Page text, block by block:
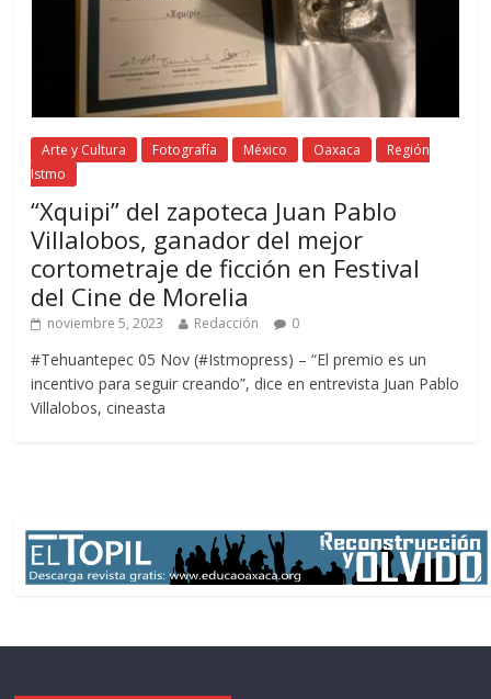
Arte y Cultura Fotografía México Oaxaca
Región
Istmo
“Xquipi” del zapoteca Juan Pablo
Villalobos, ganador del mejor
cortometraje de ficción en Festival
del Cine de Morelia
noviembre 5, 2023 Redacción 0
#Tehuantepec 05 Nov (#Istmopress) – “El premio es un
incentivo para seguir creando”, dice en entrevista Juan Pablo
Villalobos, cineasta